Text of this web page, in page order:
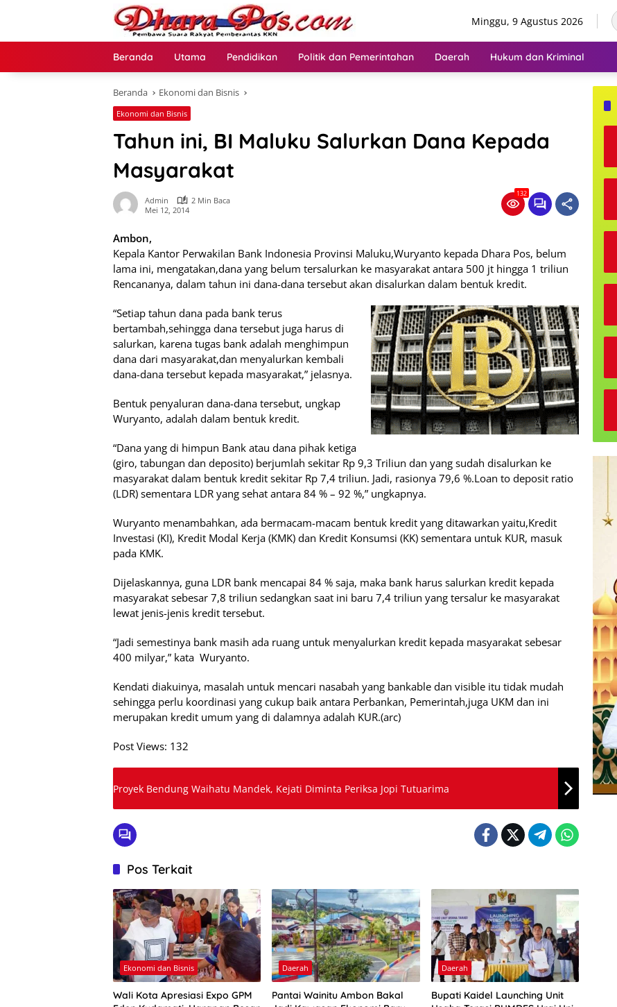
Minggu, 9 Agustus 2026
Beranda Utama Pendidikan Politik dan Pemerintahan Daerah Hukum dan Kriminal
Beranda Ekonomi dan Bisnis
Ekonomi dan Bisnis
Tahun ini, BI Maluku Salurkan Dana Kepada
Masyarakat
Admin
2 Min Baca
Mei 12, 2014
132
Ambon,
Kepala Kantor Perwakilan Bank Indonesia Provinsi Maluku,Wuryanto kepada Dhara Pos, belum
lama ini, mengatakan,dana yang belum tersalurkan ke masyarakat antara 500 jt hingga 1 triliun
Rencananya, dalam tahun ini dana-dana tersebut akan disalurkan dalam bentuk kredit.
“Setiap tahun dana pada bank terus
bertambah,sehingga dana tersebut juga harus di
salurkan, karena tugas bank adalah menghimpun
dana dari masyarakat,dan menyalurkan kembali
dana-dana tersebut kepada masyarakat,” jelasnya.
Bentuk penyaluran dana-dana tersebut, ungkap
Wuryanto, adalah dalam bentuk kredit.
“Dana yang di himpun Bank atau dana pihak ketiga
(giro, tabungan dan deposito) berjumlah sekitar Rp 9,3 Triliun dan yang sudah disalurkan ke
masyarakat dalam bentuk kredit sekitar Rp 7,4 triliun. Jadi, rasionya 79,6 %.Loan to deposit ratio
(LDR) sementara LDR yang sehat antara 84 % – 92 %,” ungkapnya.
Wuryanto menambahkan, ada bermacam-macam bentuk kredit yang ditawarkan yaitu,Kredit
Investasi (KI), Kredit Modal Kerja (KMK) dan Kredit Konsumsi (KK) sementara untuk KUR, masuk
pada KMK.
Dijelaskannya, guna LDR bank mencapai 84 % saja, maka bank harus salurkan kredit kepada
masyarakat sebesar 7,8 triliun sedangkan saat ini baru 7,4 triliun yang tersalur ke masyarakat
lewat jenis-jenis kredit tersebut.
“Jadi semestinya bank masih ada ruang untuk menyalurkan kredit kepada masyarakat sebesar
400 milyar,” kata Wuryanto.
Kendati diakuinya, masalah untuk mencari nasabah yang bankable dan visible itu tidak mudah
sehingga perlu koordinasi yang cukup baik antara Perbankan, Pemerintah,juga UKM dan ini
merupakan kredit umum yang di dalamnya adalah KUR.(arc)
Post Views: 132
Proyek Bendung Waihatu Mandek, Kejati Diminta Periksa Jopi Tutuarima
Pos Terkait
Ekonomi dan Bisnis
Wali Kota Apresiasi Expo GPM
Daerah
Pantai Wainitu Ambon Bakal
Daerah
Bupati Kaidel Launching Unit